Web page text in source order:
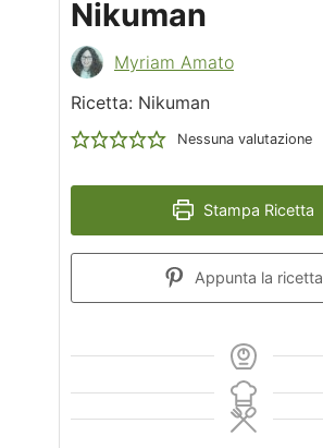
Nikuman
Myriam Amato
Ricetta: Nikuman
Nessuna valutazione
Stampa Ricetta
Appunta la ricetta